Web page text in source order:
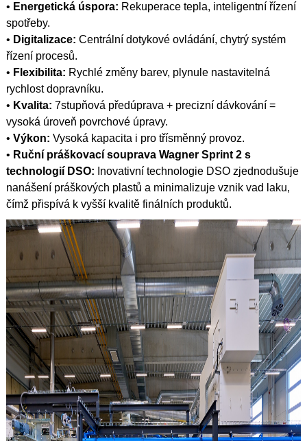
• Energetická úspora: Rekuperace tepla, inteligentní řízení
spotřeby.
• Digitalizace: Centrální dotykové ovládání, chytrý systém
řízení procesů.
• Flexibilita: Rychlé změny barev, plynule nastavitelná
rychlost dopravníku.
• Kvalita: 7stupňová předúprava + precizní dávkování =
vysoká úroveň povrchové úpravy.
• Výkon: Vysoká kapacita i pro třísměnný provoz.
• Ruční práškovací souprava Wagner Sprint 2 s
technologií DSO: Inovativní technologie DSO zjednodušuje
nanášení práškových plastů a minimalizuje vznik vad laku,
čímž přispívá k vyšší kvalitě finálních produktů.